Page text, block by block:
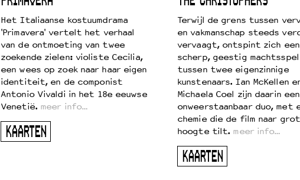
Het Italiaanse kostuumdrama
'Primavera' vertelt het verhaal
van de ontmoeting van twee
zoekende zielen: violiste Cecilia,
een wees op zoek naar haar eigen
identiteit, en de componist
Antonio Vivaldi in het 18e eeuwse
Venetië. meer info…
KAARTEN
Terwijl de grens tussen
en vakmanschap steeds
vervaagt, ontspint zich een
scherp, geestig machtsspel
tussen twee eigenzinnige
kunstenaars. Ian McKellen
Michaela Coel zijn daarin een
onweerstaanbaar duo, met
chemie die de film naar
hoogte tilt. meer info…
KAARTEN